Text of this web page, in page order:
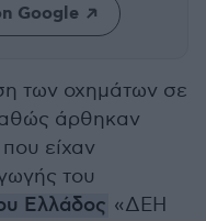
Google
των οχημάτων σε
άρθηκαν
είχαν
του
Ελλάδος «ΔΕΗ